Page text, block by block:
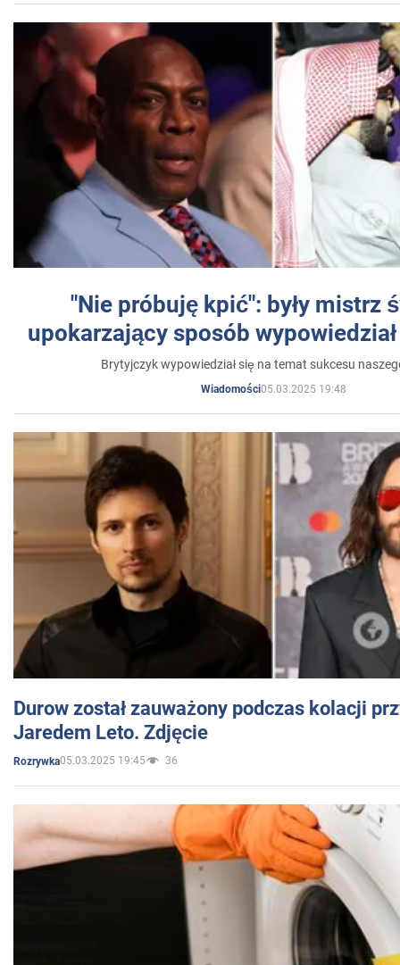
"Nie próbuję kpić": były mistrz
upokarzający sposób
Brytyjczyk wypowiedział się na temat sukcesu
Wiadomości05.03.2025 19:48
Durow został zauważony podczas kolacji
Jaredem Leto. Zdjęcie
Rozrywka05.03.2025 19:45 36